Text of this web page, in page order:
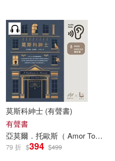
莫斯科紳士 (有聲書)
有聲書
亞莫爾 ． 托歐斯 （ Amor Towles）
79 折 $394 $499